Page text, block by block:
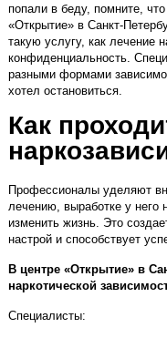
попали в беду, помните,
«Открытие» в Санкт-
такую услугу, как лечение
конфиденциальность.
разными формами
хотел остановиться.
Как
Профессионалы уделяют
лечению, выработке у него
изменить жизнь. Это
настрой и способствует
В центре «Открытие» в
наркотической
Специалисты: